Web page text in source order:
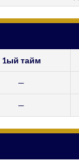
1ый тайм
—
—